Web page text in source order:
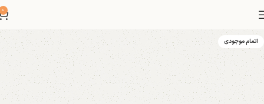
0
اتمام موجودی